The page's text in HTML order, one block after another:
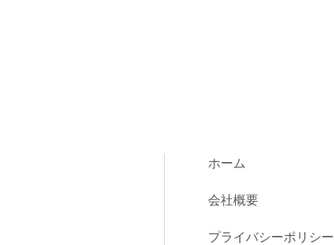
ホーム
会社概要
プライバシーポリシー